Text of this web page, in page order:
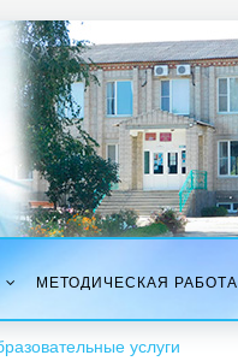
МЕТОДИЧЕСКАЯ РАБОТА
услуги